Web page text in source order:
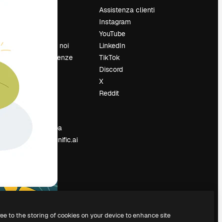
Lavora con noi
Cerca tendenze
Sala stampa
Cerchi magnific.ai
Assistenza clienti
Instagram
YouTube
LinkedIn
TikTok
Discord
X
Reddit
to the storing of cookies on your device to enhance site